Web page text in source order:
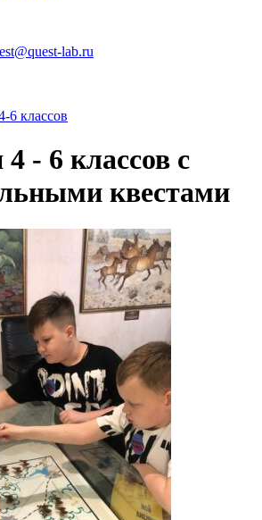
lab.ru
6 классов
- 6 классов с
квестами